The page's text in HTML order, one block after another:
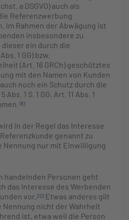
a DSGVO) auch als
Referenzwerbung
Im Rahmen der Abwägung ist
insbesondere zu
ein durch die
1 GG) bzw.
(Art. 16 GRCh) geschütztes
mit den Namen von Kunden
noch ein Schutz durch die
1 S. 1 GG, Art. 11 Abs. 1
18)
in der Regel das Interesse
genannt zu
Nennung nur mit Einwilligung
handelnden Personen geht
das Interesse des Werbenden
vor. 20) Etwas anderes gilt
Nennung nicht der Wahrheit
ist, etwa weil die Person